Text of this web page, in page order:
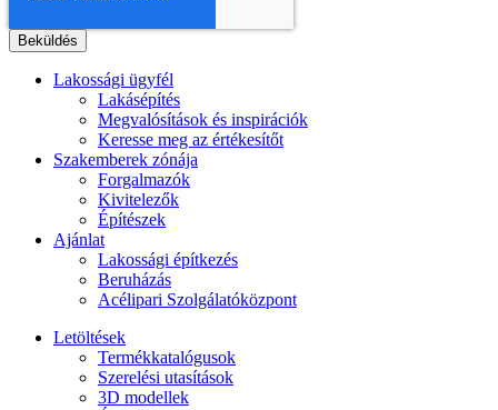
Lakossági ügyfél
Lakásépítés
Megvalósítások és inspirációk
Keresse meg az értékesítőt
Szakemberek zónája
Forgalmazók
Kivitelezők
Építészek
Ajánlat
Lakossági építkezés
Beruházás
Acélipari Szolgálatóközpont
Letöltések
Termékkatalógusok
Szerelési utasítások
3D modellek